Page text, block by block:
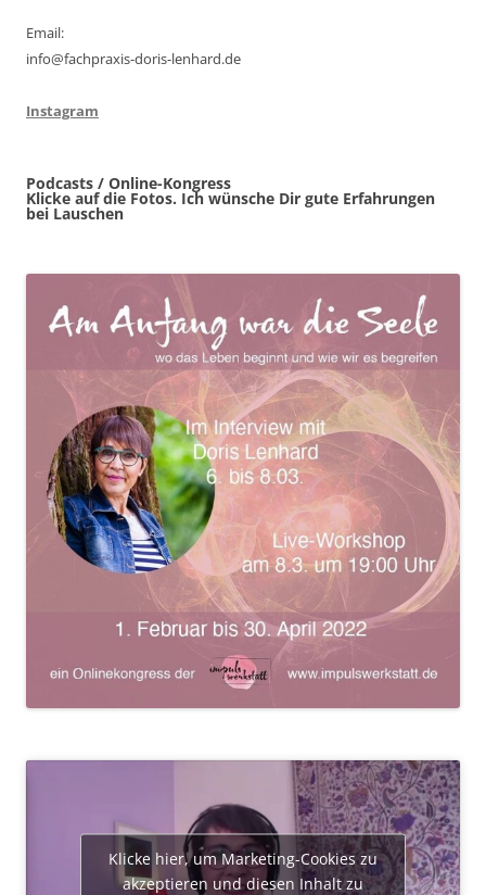
Email:
info@fachpraxis-doris-lenhard.de
Instagram
Podcasts / Online-Kongress
Klicke auf die Fotos. Ich wünsche Dir gute Erfahrungen
bei Lauschen
Klicke hier, um Marketing-Cookies zu
akzeptieren und diesen Inhalt zu